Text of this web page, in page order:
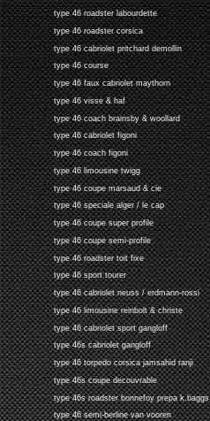
type 46 roadster labourdette
type 46 roadster corsica
type 46 cabriolet pritchard demollin
type 46 course
type 46 faux cabriolet maythorn
type 46 visse & haf
type 46 coach brainsby & woollard
type 46 cabriolet figoni
type 46 coach figoni
type 46 limousine twigg
type 46 coupe marsaud & cie
type 46 speciale alger / le cap
type 46 coupe super profile
type 46 coupe semi-profile
type 46 roadster toit fixe
type 46 sport tourer
type 46 cabriolet neuss / erdmann-rossi
type 46 limousine reinbolt & christe
type 46 cabriolet sport gangloff
type 46s cabriolet gangloff
type 46 torpedo corsica jamsahid ranji
type 46s coupe decouvrable
type 46s roadster bonnefoy prepa k.baggs
type 46 semi-berline van vooren